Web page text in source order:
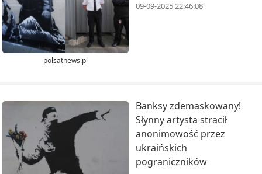
polsatnews.pl
09-09-2025 22:46:08
Banksy zdemaskowany!
Słynny artysta stracił
anonimowość przez
ukraińskich
pograniczników